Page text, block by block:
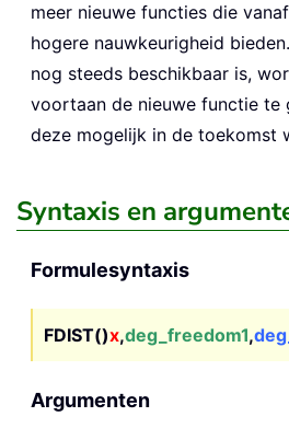
meer nieuwe functies die
hogere nauwkeurigheid
nog steeds beschikbaar is,
voortaan de nieuwe functie te
deze mogelijk in de toekomst
Syntaxis en
Formulesyntaxis
FDIST()x,deg_freedom1,
Argumenten